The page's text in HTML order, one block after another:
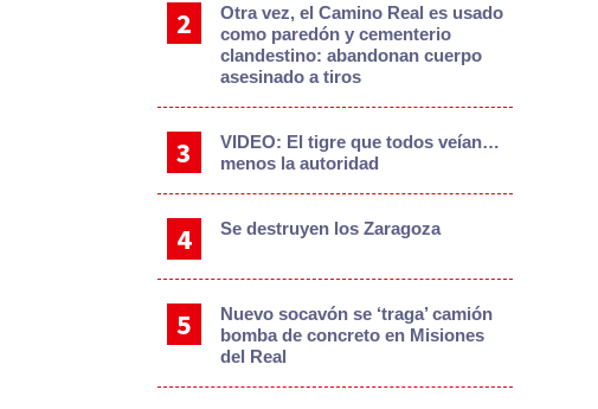
Otra vez, el Camino Real es usado
como paredón y cementerio
clandestino: abandonan cuerpo
asesinado a tiros
VIDEO: El tigre que todos veían…
menos la autoridad
Se destruyen los Zaragoza
Nuevo socavón se ‘traga’ camión
bomba de concreto en Misiones
del Real